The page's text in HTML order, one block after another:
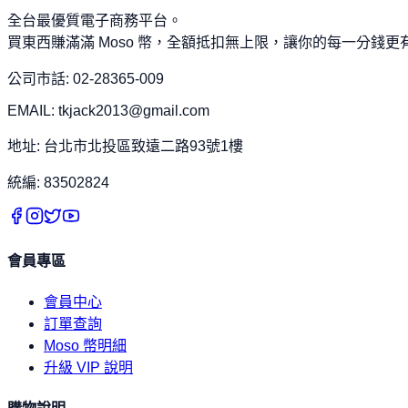
全台最優質電子商務平台。
買東西賺滿滿 Moso 幣，全額抵扣無上限，讓你的每一分錢更
公司市話: 02-28365-009
EMAIL: tkjack2013@gmail.com
地址: 台北市北投區致遠二路93號1樓
統編: 83502824
會員專區
會員中心
訂單查詢
Moso 幣明細
升級 VIP 說明